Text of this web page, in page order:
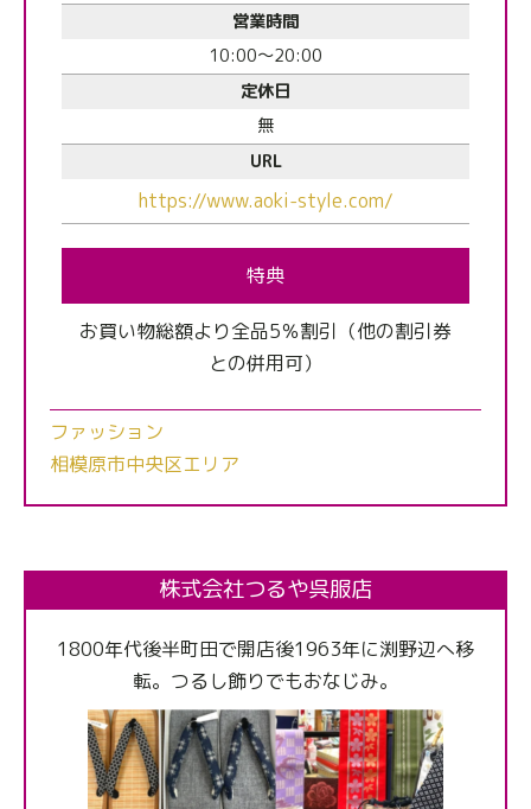
営業時間
10:00～20:00
定休日
無
URL
https://www.aoki-style.com/
特典
お買い物総額より全品5％割引（他の割引券
との併用可）
ファッション
相模原市中央区エリア
株式会社つるや呉服店
1800年代後半町田で開店後1963年に渕野辺へ移
転。つるし飾りでもおなじみ。